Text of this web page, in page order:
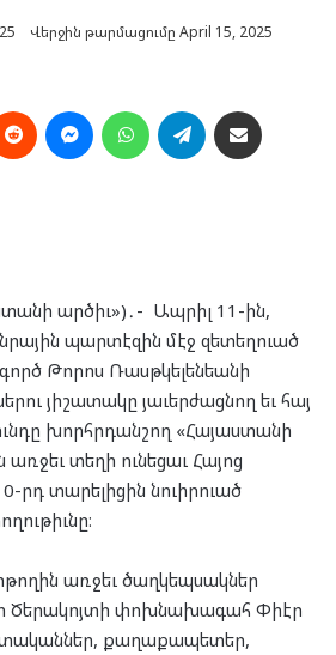
Վերջին թարմացումը April 15, 2025
Reddit MessengerWhatsAppTelegram
արծիւ»)․- Ապրիլ 11-ին,
պարտէզին մէջ զետեղուած
Թորոս Ռասթկելենեանի
յիշատակը յաւերժացնող եւ հայ
խորհրդանշող «Հայաստանի
առջեւ տեղի ունեցաւ Հայոց
րդ տարելիցին նուիրուած
առջեւ ծաղկեպսակներ
Ծերակոյտի փոխնախագահ Փիէր
քաղաքապետեր,